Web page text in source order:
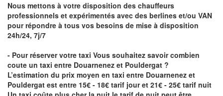
Nous mettons à votre disposition des chauffeurs
professionnels et expérimentés avec des berlines et/ou VAN
pour répondre à tous vos besoins de mise à disposition
24h/24, 7j/7
- Pour réserver votre taxi Vous souhaitez savoircombien
coute un taxi entre Douarnenez et Pouldergat ?
L’estimation du prix moyen en taxi entre Douarnenez et
Pouldergat est entre 15€ - 18€ tarif jour et 21€ - 25€ tarif nuit